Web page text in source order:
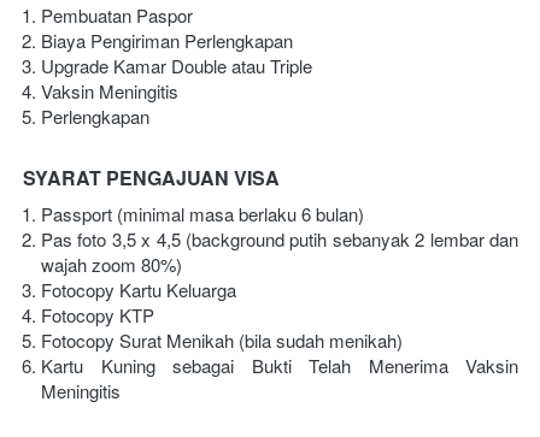
Pembuatan Paspor
Biaya Pengiriman Perlengkapan
Upgrade Kamar Double atau Triple
Vaksin Meningitis
Perlengkapan
SYARAT PENGAJUAN VISA
Passport (minimal masa berlaku 6 bulan)
Pas foto 3,5 x 4,5 (background putih sebanyak 2 lembar dan
wajah zoom 80%)
Fotocopy Kartu Keluarga
Fotocopy KTP
Fotocopy Surat Menikah (bila sudah menikah)
Kartu Kuning sebagai Bukti Telah Menerima Vaksin
Meningitis